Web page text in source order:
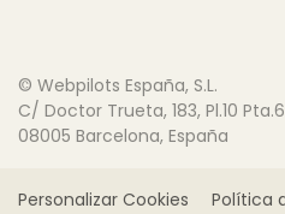
© Webpilots España, S.L.
C/ Doctor Trueta, 183, Pl.10 Pta.6
08005 Barcelona, España
Personalizar Cookies Política